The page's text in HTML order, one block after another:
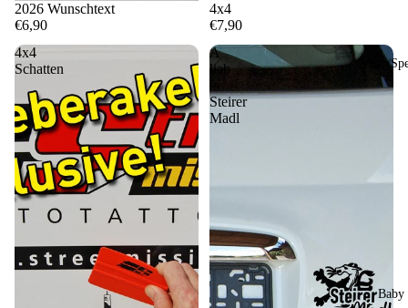
Moto/
Baby
2026 Wunschtext
€6,90
4x4
€7,90
4x4
Schatten
A
liab
Steirer
Madl